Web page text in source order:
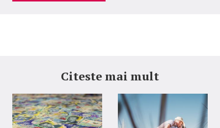
Citeste mai mult